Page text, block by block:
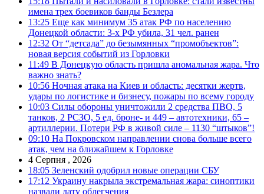
имена трех боевиков банды Безлера
13:25 Еще как минимум 35 атак РФ по населению
Донецкой области: 3-х РФ убила, 31 чел. ранен
12:32 От “детсада” до безымянных “промобъектов”:
новая версия событий из Горловки
11:49 В Донецкую область пришла аномальная жара. Что
важно знать?
10:56 Ночная атака на Киев и область: десятки жертв,
удары по логистике и бизнесу, пожары по всему городу
10:03 Силы обороны уничтожили 2 средства ПВО, 5
танков, 2 РСЗО, 5 ед. броне- и 449 – автотехники, 65 –
артиллерии. Потери РФ в живой силе – 1130 “штыков”!
09:10 На Покровском направлении снова больше всего
атак, чем на ближайшем к Горловке
4 Серпня , 2026
18:05 Зеленский одобрил новые операции СБУ
17:12 Украину накрыла экстремальная жара: синоптики
назвали дату облегчения